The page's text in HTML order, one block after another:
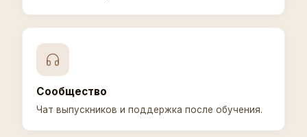
Сообщество
Чат выпускников и поддержка после обучения.